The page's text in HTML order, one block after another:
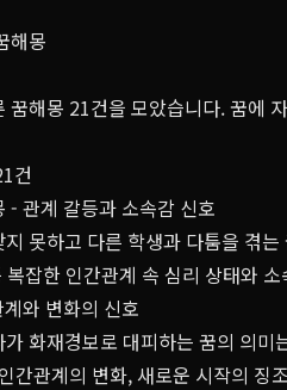
해몽
꿈해몽 21건을 모았습니다. 꿈에
건
- 관계 갈등과 소속감 신호
못하고 다른 학생과 다툼을 겪
잡한 인간관계 속 심리 상태와
와 변화의 신호
화재경보로 대피하는 꿈의 의
간관계의 변화, 새로운 시작의 징